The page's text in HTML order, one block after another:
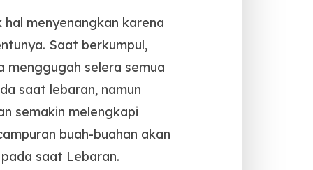
menyenangkan karena
Saat berkumpul,
menggugah selera semua
saat lebaran, namun
semakin melengkapi
buah-buahan akan
saat Lebaran.